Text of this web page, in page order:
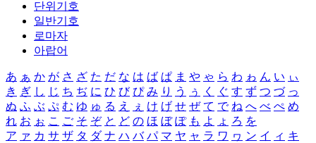
단위기호
일반기호
로마자
아랍어
あ ぁ か が さ ざ た だ な は ば ぱ ま や ゃ ら わ ゎ ん い ぃ
き ぎ し じ ち ぢ に ひ び ぴ み り う ぅ く ぐ す ず つ づ っ
ぬ ふ ぶ ぷ む ゆ ゅ る え ぇ け げ せ ぜ て で ね へ べ ぺ め
れ お ぉ こ ご そ ぞ と ど の ほ ぼ ぽ も よ ょ ろ を
ア ァ カ サ ザ タ ダ ナ ハ バ パ マ ヤ ャ ラ ワ ヮ ン イ ィ キ